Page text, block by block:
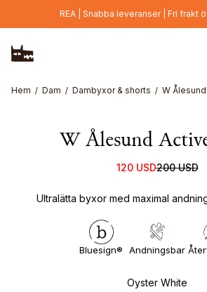
Hoppa till huvudinnehållREA | Snabba leveranser | Fri frakt
Hem Dam Dambyxor & shorts W
W Ålesund
120 USD200 USD
Ultralätta byxor med maximal
Bluesign® Andningsbar
Oyster White